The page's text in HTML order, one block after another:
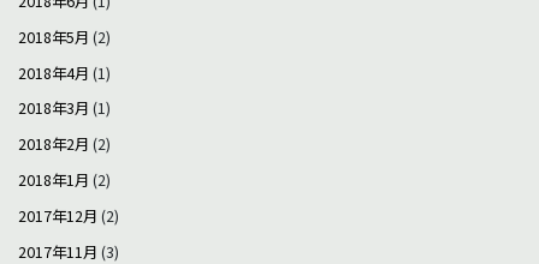
2018年5月 (2)
2018年4月 (1)
2018年3月 (1)
2018年2月 (2)
2018年1月 (2)
2017年12月 (2)
2017年11月 (3)